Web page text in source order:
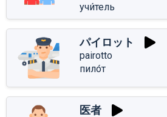
учи́тель
パイロット
pairotto
пило́т
医者